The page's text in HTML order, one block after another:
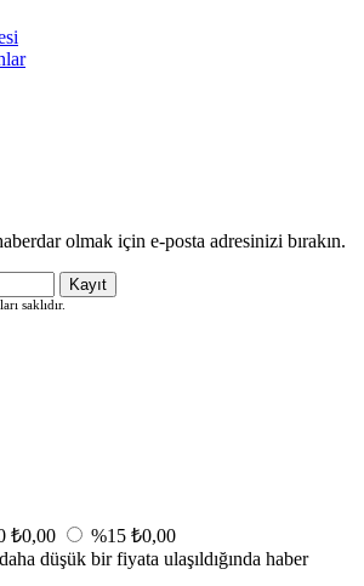
olmak için e-posta adresinizi bırakın.
Kayıt
saklıdır.
₺0,00 %15 ₺0,00
düşük bir fiyata ulaşıldığında haber